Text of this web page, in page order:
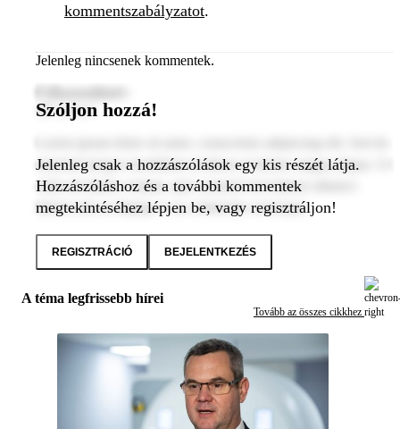
kommentszabályzatot.
Jelenleg nincsenek kommentek.
2024. január 1.
eiusmod tempor incididunt ut labore et dolore magna aliqua. Ut
enim ad minim veniam, quis nostrud exercitation ullamco
laboris nisi ut aliquip ex ea commodo consequat.
Szóljon hozzá!
Jelenleg csak a hozzászólások egy kis részét látja.
Hozzászóláshoz és a további kommentek
megtekintéséhez lépjen be, vagy regisztráljon!
REGISZTRÁCIÓ BEJELENTKEZÉS
A téma legfrissebb hírei
Tovább az összes cikkhez